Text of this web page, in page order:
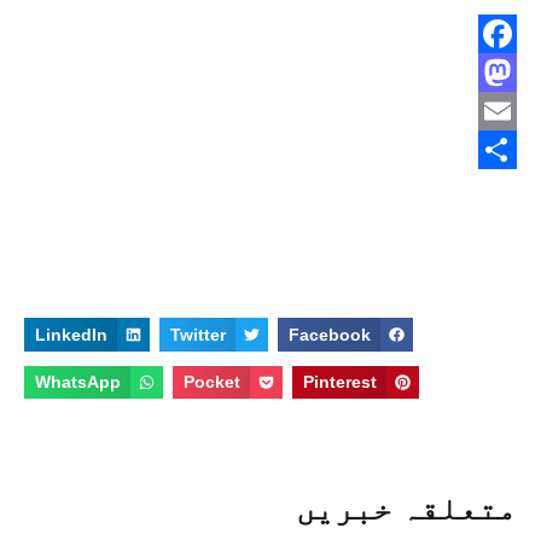
Facebook
Mastodon
Email
Facebook
Twitter
LinkedIn
Pinterest
Pocket
WhatsApp
متعلقہ خبریں